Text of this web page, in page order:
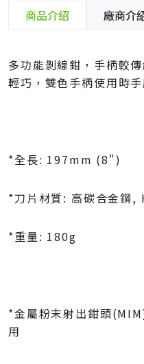
商品介紹 廠商介
多功能剝線鉗，手柄較
輕巧，雙色手柄使用時
*全長: 197mm (8")
*刀片材質: 高碳合金鋼,
*重量: 180g
*金屬粉末射出鉗頭
用